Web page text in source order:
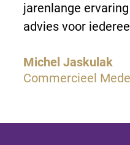
jarenlange
advies voor
Michel Jaskulak
Commercieel